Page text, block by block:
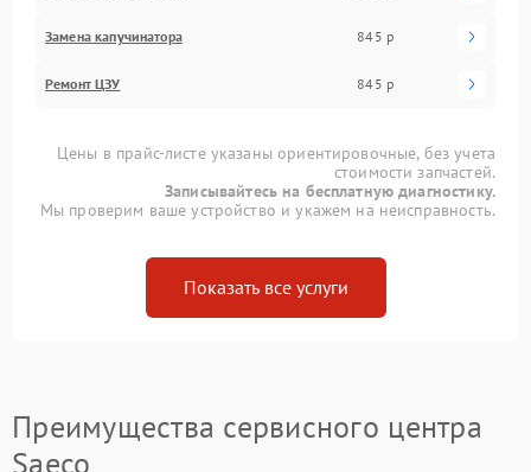
Замена капучинатора 845 р
Ремонт ЦЗУ 845 р
Цены в прайс-листе указаны ориентировочные, без учета
стоимости запчастей.
Записывайтесь на бесплатную диагностику.
Мы проверим ваше устройство и укажем на неисправность.
Показать все услуги
Преимущества сервисного центра
Saeco